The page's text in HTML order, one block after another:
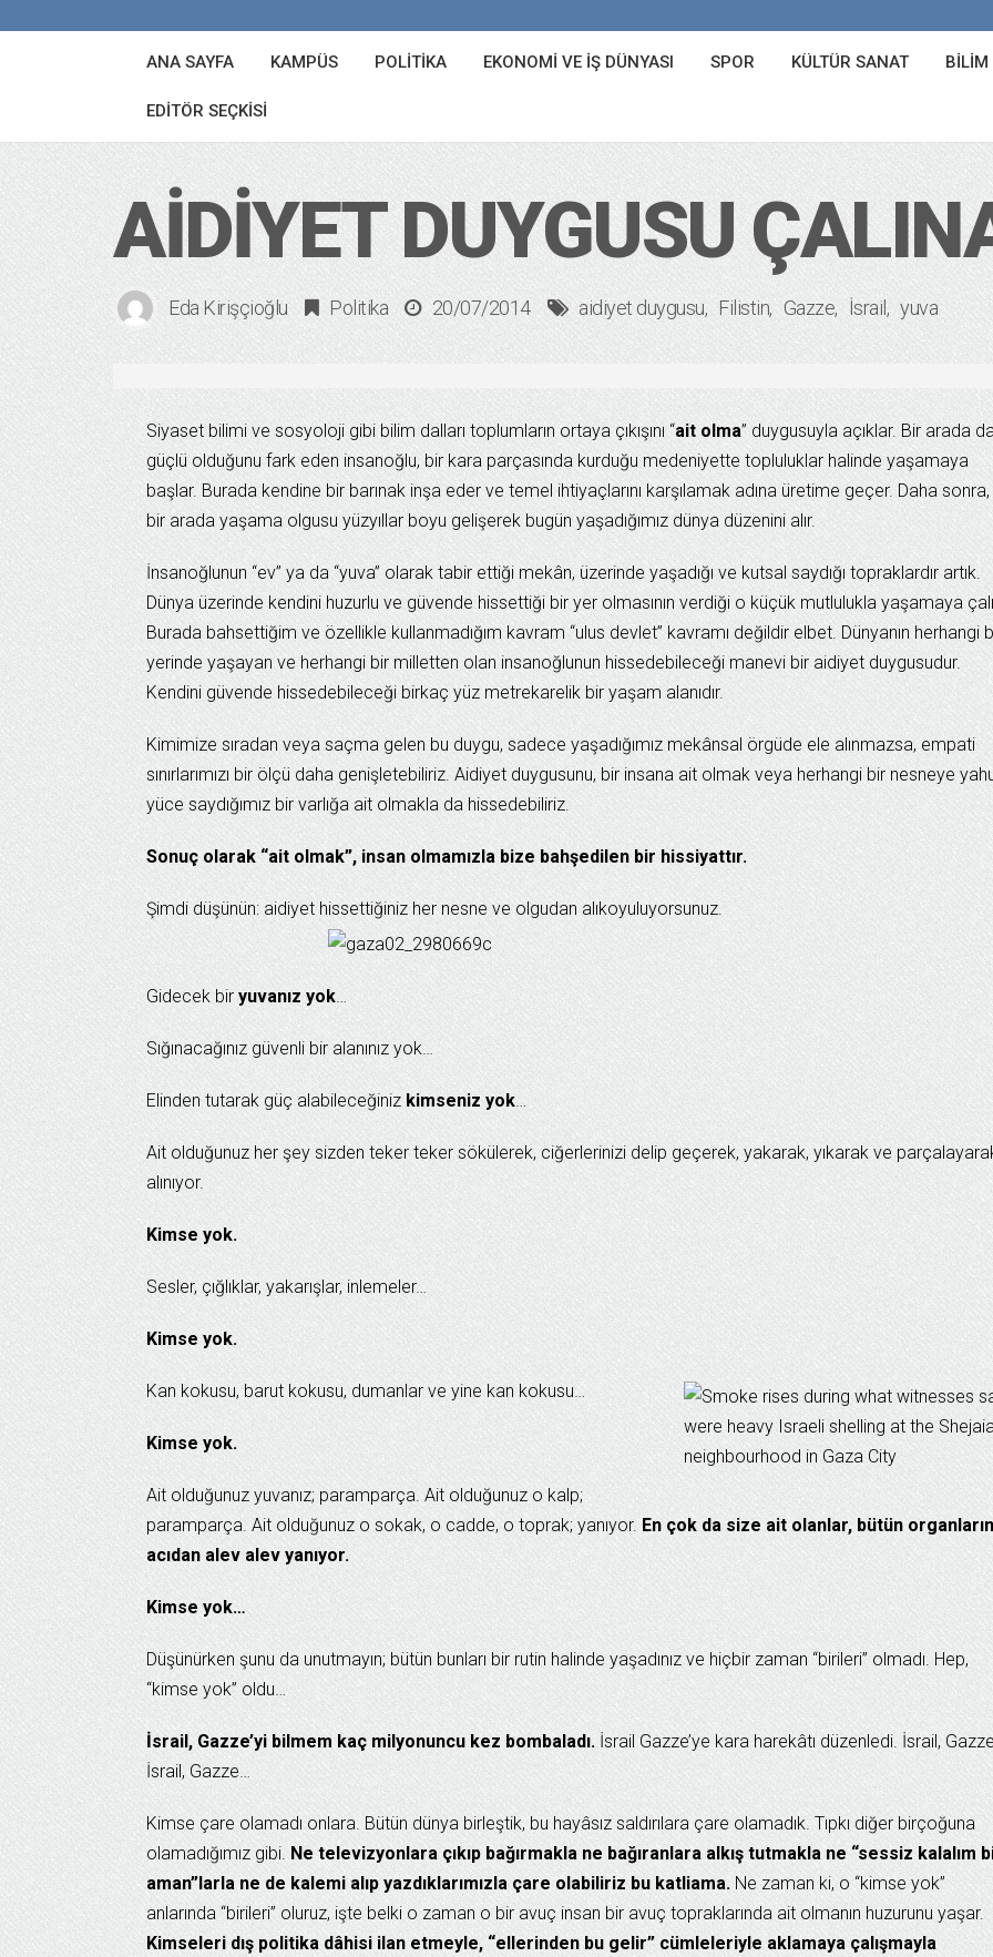
ANA SAYFA KAMPÜS POLITIKA EKONOMI VE İŞ DÜNYASI SPOR KÜLTÜR SANAT BILIM
EDITÖR SEÇKISI
AIDIYET DUYGUSU
Eda Kirişçioğlu Politika 20/07/2014 aidiyet duygusu Filistin Gazze İsrail yuva
Siyaset bilimi ve sosyoloji gibi bilim dalları toplumların ortaya çıkışını “ait olma” duygusuyla açıklar. Bir arada
güçlü olduğunu fark eden insanoğlu, bir kara parçasında kurduğu medeniyette topluluklar halinde yaşamaya
başlar. Burada kendine bir barınak inşa eder ve temel ihtiyaçlarını karşılamak adına üretime geçer. Daha
bir arada yaşama olgusu yüzyıllar boyu gelişerek bugün yaşadığımız dünya düzenini alır.
İnsanoğlunun “ev” ya da “yuva” olarak tabir ettiği mekân, üzerinde yaşadığı ve kutsal saydığı topraklardır artık.
Dünya üzerinde kendini huzurlu ve güvende hissettiği bir yer olmasının verdiği o küçük mutlulukla yaşamaya
Burada bahsettiğim ve özellikle kullanmadığım kavram “ulus devlet” kavramı değildir elbet. Dünyanın herhangi
yerinde yaşayan ve herhangi bir milletten olan insanoğlunun hissedebileceği manevi bir aidiyet duygusudur.
Kendini güvende hissedebileceği birkaç yüz metrekarelik bir yaşam alanıdır.
Kimimize sıradan veya saçma gelen bu duygu, sadece yaşadığımız mekânsal örgüde ele alınmazsa, empati
sınırlarımızı bir ölçü daha genişletebiliriz. Aidiyet duygusunu, bir insana ait olmak veya herhangi bir nesneye
yüce saydığımız bir varlığa ait olmakla da hissedebiliriz.
Sonuç olarak “ait olmak”, insan olmamızla bize bahşedilen bir hissiyattır.
Şimdi düşünün: aidiyet hissettiğiniz her nesne ve olgudan alıkoyuluyorsunuz.
Gidecek bir yuvanız yok…
Sığınacağınız güvenli bir alanınız yok…
Elinden tutarak güç alabileceğiniz kimseniz yok…
Ait olduğunuz her şey sizden teker teker sökülerek, ciğerlerinizi delip geçerek, yakarak, yıkarak ve
alınıyor.
Kimse yok.
Sesler, çığlıklar, yakarışlar, inlemeler…
Kimse yok.
Kan kokusu, barut kokusu, dumanlar ve yine kan kokusu…
Kimse yok.
Ait olduğunuz yuvanız; paramparça. Ait olduğunuz o kalp;
paramparça. Ait olduğunuz o sokak, o cadde, o toprak; yanıyor. En çok da size ait olanlar, bütün
acıdan alev alev yanıyor.
Kimse yok…
Düşünürken şunu da unutmayın; bütün bunları bir rutin halinde yaşadınız ve hiçbir zaman “birileri” olmadı. Hep,
“kimse yok” oldu…
İsrail, Gazze’yi bilmem kaç milyonuncu kez bombaladı. İsrail Gazze’ye kara harekâtı düzenledi. İsrail,
İsrail, Gazze…
Kimse çare olamadı onlara. Bütün dünya birleştik, bu hayâsız saldırılara çare olamadık. Tıpkı diğer birçoğuna
olamadığımız gibi.Ne televizyonlara çıkıp bağırmakla ne bağıranlara alkış tutmakla ne “sessiz kalalım
aman”larla ne de kalemi alıp yazdıklarımızla çare olabiliriz bu katliama. Ne zaman ki, o “kimse yok”
anlarında “birileri” oluruz, işte belki o zaman o bir avuç insan bir avuç topraklarında ait olmanın huzurunu yaşar.
Kimseleri dış politika dâhisi ilan etmeyle, “ellerinden bu gelir” cümleleriyle aklamaya çalışmayla